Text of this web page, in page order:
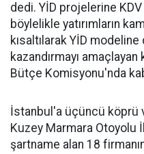
dedi. YİD projelerine
böylelikle yatırımların
kısaltılarak YİD
kazandırmayı
Bütçe Komisyonu'nda
İstanbul'a üçüncü köprü
Kuzey Marmara Otoyolu
şartname alan 18